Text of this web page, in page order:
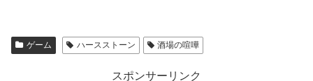
ゲーム ハースストーン 酒場の喧嘩
スポンサーリンク